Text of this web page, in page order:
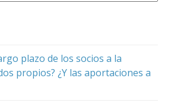
plazo de los socios a la
propios? ¿Y las aportaciones a